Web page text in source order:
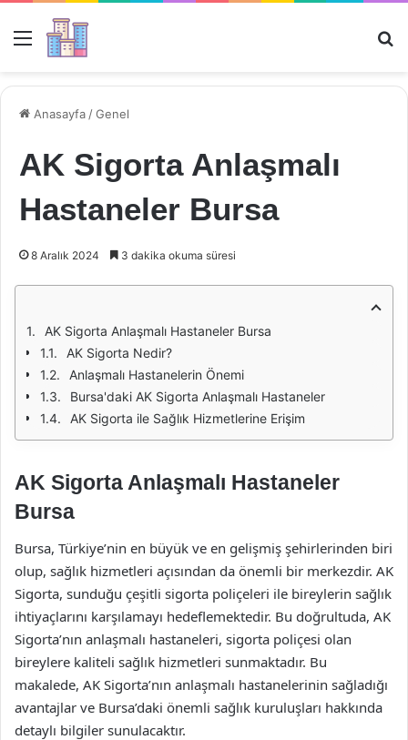
Menü
Anasayfa /Genel
AK Sigorta Anlaşmalı
Hastaneler Bursa
8 Aralık 2024 3 dakika okuma süresi
AK Sigorta Anlaşmalı Hastaneler Bursa
AK Sigorta Nedir?
Anlaşmalı Hastanelerin Önemi
Bursa'daki AK Sigorta Anlaşmalı Hastaneler
AK Sigorta ile Sağlık Hizmetlerine Erişim
AK Sigorta Anlaşmalı Hastaneler
Bursa
Bursa, Türkiye’nin en büyük ve en gelişmiş şehirlerinden biri
olup, sağlık hizmetleri açısından da önemli bir merkezdir. AK
Sigorta, sunduğu çeşitli sigorta poliçeleri ile bireylerin sağlık
ihtiyaçlarını karşılamayı hedeflemektedir. Bu doğrultuda, AK
Sigorta’nın anlaşmalı hastaneleri, sigorta poliçesi olan
bireylere kaliteli sağlık hizmetleri sunmaktadır. Bu
makalede, AK Sigorta’nın anlaşmalı hastanelerinin sağladığı
avantajlar ve Bursa’daki önemli sağlık kuruluşları hakkında
detaylı bilgiler sunulacaktır.